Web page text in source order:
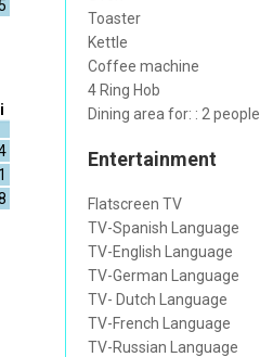
Toaster
Kettle
Coffee machine
4 Ring Hob
Dining area for: : 2 people
Entertainment
Flatscreen TV
TV-Spanish Language
TV-English Language
TV-German Language
TV- Dutch Language
TV-French Language
TV-Russian Language